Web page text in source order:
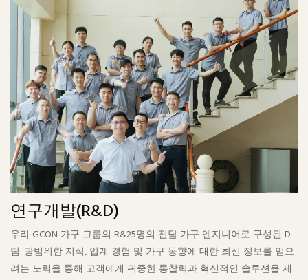
연구개발(R&D)
우리 GCON 가구 그룹의 R&25명의 전담 가구 엔지니어로 구성된 D
팀. 광범위한 지식, 업계 경험 및 가구 동향에 대한 최신 정보를 얻으
려는 노력을 통해 고객에게 귀중한 통찰력과 혁신적인 솔루션을 제